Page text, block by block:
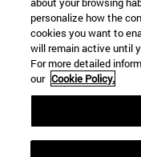
personalize how the
cookies you want to
will remain active until
For more detailed
our Cookie Policy.